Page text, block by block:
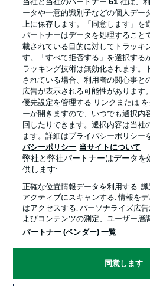
Football as it's
BUNDESLIGA
Official Partners
当社と当社のパートナー61 社は、
ータや一意的識別子などの個人デー
上に保存します。「同意します」を
パートナーはデータを処理すること
載されている目的に対してトラッキ
す。「すべて拒否する」を選択する
ラッキング技術は無効化されます。
されている場合、利用者の関心事と
広告が表示される可能性があります
優先設定を管理する リンクまたは
ーが開きますので、いつでも選択内
回したりできます。選択内容は当社
ます。詳細はプライバシーポリシー
バシーポリシー 当サイトについて
弊社と弊社パートナーはデータを
供します:
正確な位置情報データを利用する.
アクティブにスキャンする. 情報を
はアクセスする. パーソナライズ広
よびコンテンツの測定、ユーザー層
パートナー (ベンダー) 一覧
同意します